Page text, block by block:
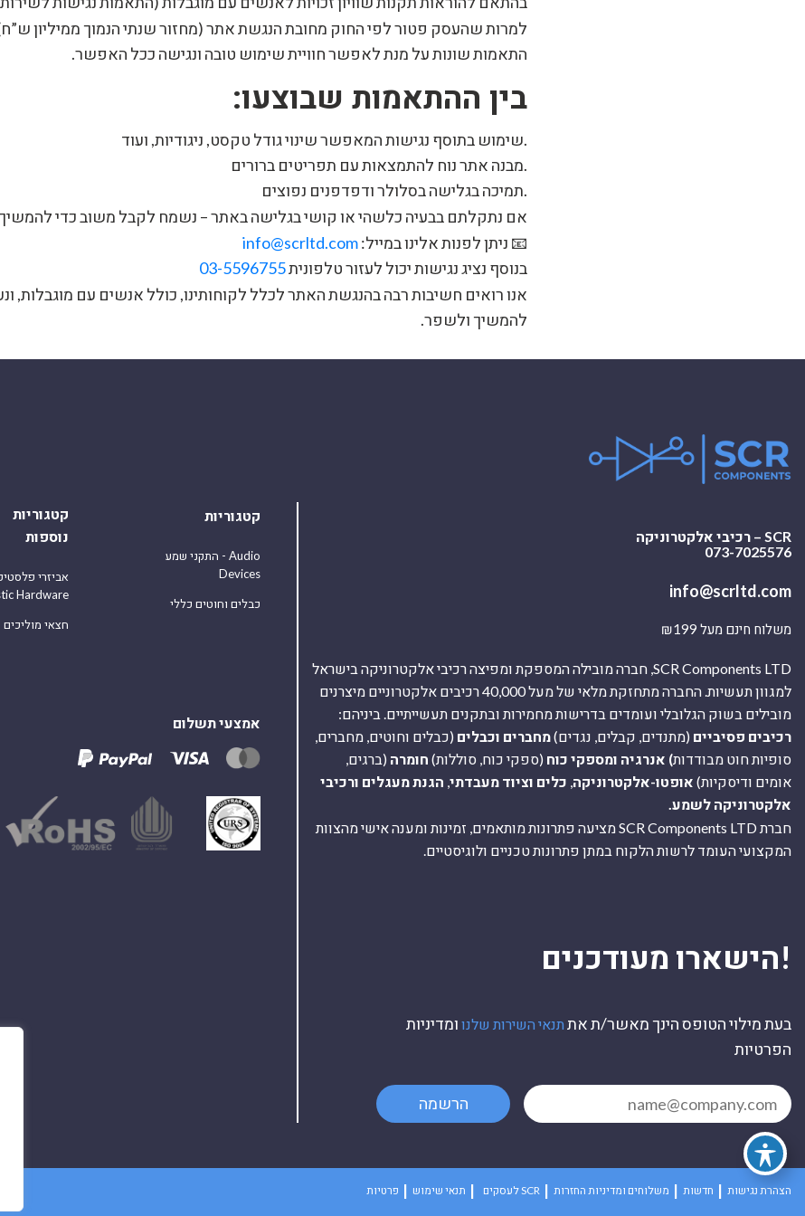
למרות שהעסק פטור לפי החוק מחובת הנגשת אתר (מחזור שנתי הנמוך ממיליון
התאמות שונות על מנת לאפשר חוויית שימוש טובה ונגישה ככל האפשר.
בין ההתאמות שבוצעו:
שימוש בתוסף נגישות המאפשר שינוי גודל טקסט, ניגודיות, ועוד.
מבנה אתר נוח להתמצאות עם תפריטים ברורים.
תמיכה בגלישה בסלולר ודפדפנים נפוצים.
אם נתקלתם בבעיה כלשהי או קושי בגלישה באתר – נשמח לקבל משוב כדי
📧 ניתן לפנות אלינו במייל:info@scrltd.com
בנוסף נציג נגישות יכול לעזור טלפונית03-5596755
אנו רואים חשיבות רבה בהנגשת האתר לכלל לקוחותינו, כולל אנשים עם מוגבלות,
להמשיך ולשפר.
SCR – רכיבי אלקטרוניקה
073-7025576
info@scrltd.com
משלוח חינם מעל ₪199
SCR Components LTD, חברה מובילה המספקת ומפיצה רכיבי אלקטרוניקה בישראל
למגוון תעשיות. החברה מתחזקת מלאי של מעל 40,000 רכיבים אלקטרוניים מיצרנים
מובילים בשוק הגלובלי ועומדים בדרישות מחמירות ובתקנים תעשייתיים. ביניהם:
רכיבים פסיביים (מתנדים, קבלים, נגדים)מחברים וכבלים (כבלים וחוטים, מחברים,
סופיות חוט מבודדות) אנרגיה ומספקי כוח (ספקי כוח, סוללות) חומרה (ברגים,
אומים ודיסקיות) אופטו-אלקטרוניקה, כלים וציוד מעבדתי, הגנת מעגלים ורכיבי
אלקטרוניקה לשמע.
חברת SCR Components LTD מציעה פתרונות מותאמים, זמינות ומענה אישי מהצוות
המקצועי העומד לרשות הלקוח במתן פתרונות טכניים ולוגיסטיים.
!הישארו מעודכנים
בעת מילוי הטופס הינך מאשר/ת את תנאי השירות שלנו ומדיניות
הפרטיות
הרשמה
קטגוריות
התקני שמע - Audio
Devices
כבלים וחוטים כללי
קטגוריות
נוספות
אביזרי
Hardware
חצאי מוליכים
אמצעי תשלום
פרטיות תנאי שימוש לעסקים SCR משלוחים ומדיניות החזרות חדשות הצהרת נגישות